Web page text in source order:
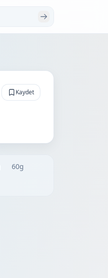
Kaydet
60g